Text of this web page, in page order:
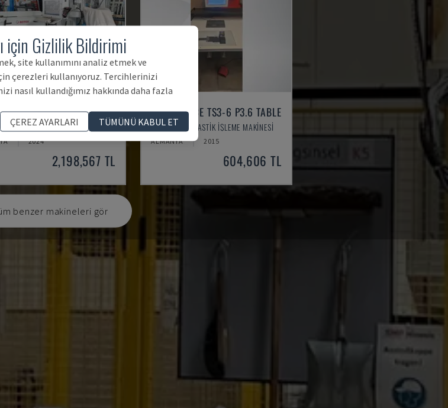
- PLASTIK IŞLEME MAKINESI
2024
2,198,567 TL
TELSOSPLICE TS3-6 P3.6 TABLE
TELSONIC - PLASTIK IŞLEME MAKINESI
ALMANYA 2015
604,606 TL
benzer makineleri gör
için Gizlilik Bildirimi
site kullanımını analiz etmek ve
çerezleri kullanıyoruz. Tercihlerinizi
nasıl kullandığımız hakkında daha fazla
ÇEREZ AYARLARI
TÜMÜNÜ KABUL ET